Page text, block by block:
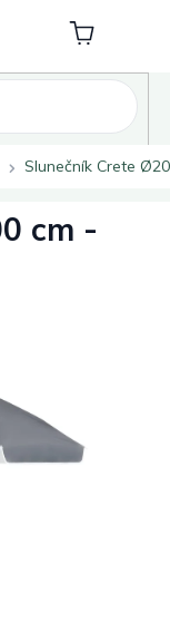
Nákupní
košík
Slunečník Crete
cm -